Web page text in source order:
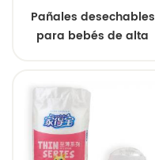
Pañales desechables
para bebés de alta
tipo braguita, con
disponibilidad para
fabricación OEM.